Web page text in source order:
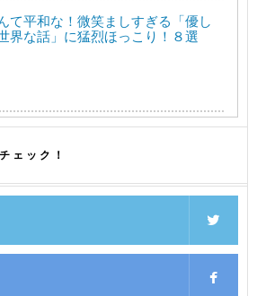
て平和な！微笑ましすぎる「優し
界な話」に猛烈ほっこり！８選
ェック！